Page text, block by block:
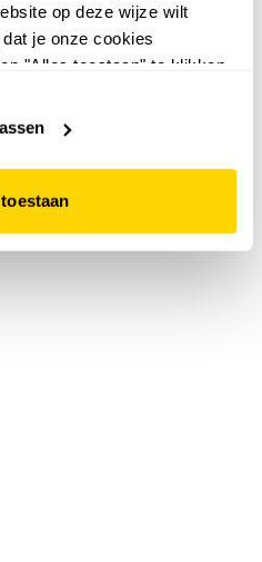
op deze wijze wilt
je onze cookies
"Alles toestaan" te klikken.